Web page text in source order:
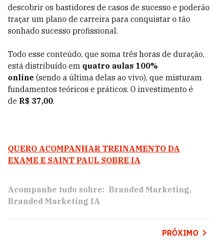
descobrir os bastidores de casos de sucesso e poderão
traçar um plano de carreira para conquistar o tão
sonhado sucesso profissional.
Todo esse conteúdo, que soma três horas de duração,
está distribuído em quatro aulas 100%
online (sendo a última delas ao vivo), que misturam
fundamentos teóricos e práticos. O investimento é
de R$ 37,00.
QUERO ACOMPANHAR TREINAMENTO DA
EXAME E SAINT PAUL SOBRE IA
Acompanhe tudo sobre: Branded Marketing
Branded Marketing IA
PRÓXIMO